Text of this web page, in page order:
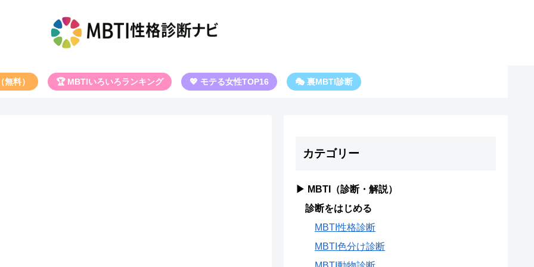
料） 🏆 MBTIいろいろランキング 💖 モテる女性TOP16 🎭 裏MBTI診断
カテゴリー
▶ MBTI（診断・解説）
診断をはじめる
MBTI性格診断
MBTI色分け診断